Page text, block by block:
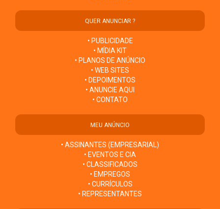
QUER ANUNCIAR ?
• PUBLICIDADE
• MÍDIA KIT
• PLANOS DE ANÚNCIO
• WEB SITES
• DEPOIMENTOS
• ANUNCIE AQUI
• CONTATO
MEU ANÚNCIO
• ASSINANTES (EMPRESARIAL)
• EVENTOS E CIA
• CLASSIFICADOS
• EMPREGOS
• CURRÍCULOS
• REPRESENTANTES